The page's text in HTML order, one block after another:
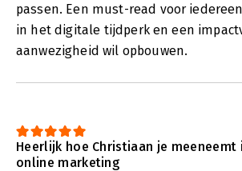
passen. Een must-read voor
in het digitale tijdperk en een
aanwezigheid wil opbouwen.
Heerlijk hoe Christiaan je meeneemt
online marketing